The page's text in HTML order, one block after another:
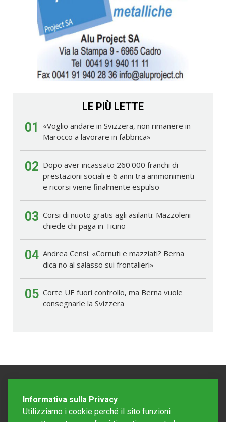
LE PIÙ LETTE
01
«Voglio andare in Svizzera, non rimanere in
Marocco a lavorare in fabbrica»
02 Dopo aver incassato 260'000 franchi di
prestazioni sociali e 6 anni tra ammonimenti
e ricorsi viene finalmente espulso
03 Corsi di nuoto gratis agli asilanti: Mazzoleni
chiede chi paga in Ticino
04 Andrea Censi: «Cornuti e mazziati? Berna
dica no al salasso sui frontalieri»
05 Corte UE fuori controllo, ma Berna vuole
consegnarle la Svizzera
Informativa sulla Privacy
Utilizziamo i cookie perché il sito funzioni